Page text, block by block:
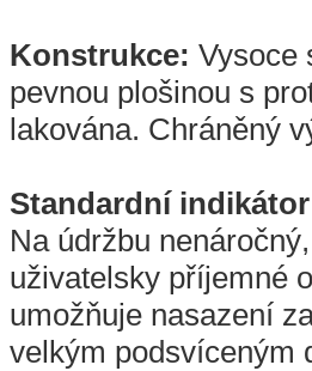
Konstrukce: Vysoce
pevnou plošinou s
lakována. Chráněný
Standardní
Na údržbu
uživatelsky příjemné
umožňuje nasazení
velkým podsvíceným